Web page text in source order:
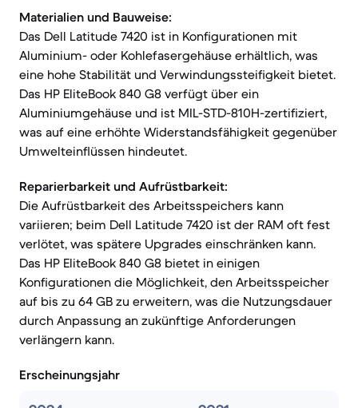
Materialien und Bauweise:
Das Dell Latitude 7420 ist in Konfigurationen mit
Aluminium- oder Kohlefasergehäuse erhältlich, was
eine hohe Stabilität und Verwindungssteifigkeit bietet.
Das HP EliteBook 840 G8 verfügt über ein
Aluminiumgehäuse und ist MIL-STD-810H-zertifiziert,
was auf eine erhöhte Widerstandsfähigkeit gegenüber
Umwelteinflüssen hindeutet.
Reparierbarkeit und Aufrüstbarkeit:
Die Aufrüstbarkeit des Arbeitsspeichers kann
variieren; beim Dell Latitude 7420 ist der RAM oft fest
verlötet, was spätere Upgrades einschränken kann.
Das HP EliteBook 840 G8 bietet in einigen
Konfigurationen die Möglichkeit, den Arbeitsspeicher
auf bis zu 64 GB zu erweitern, was die Nutzungsdauer
durch Anpassung an zukünftige Anforderungen
verlängern kann.
Erscheinungsjahr